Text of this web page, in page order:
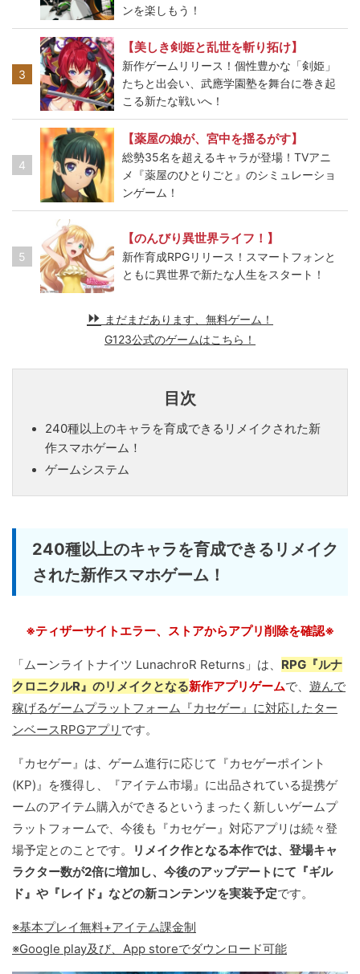
ンを楽しもう！
3
【美しき剣姫と乱世を斬り拓け】
新作ゲームリリース！個性豊かな「剣姫」
たちと出会い、武應学園塾を舞台に巻き起
こる新たな戦いへ！
4
【薬屋の娘が、宮中を揺るがす】
総勢35名を超えるキャラが登場！TVアニ
メ『薬屋のひとりごと』のシミュレーショ
ンゲーム！
5
【のんびり異世界ライフ！】
新作育成RPGリリース！スマートフォンと
ともに異世界で新たな人生をスタート！
まだまだあります、無料ゲーム！
G123公式のゲームはこちら！
目次
240種以上のキャラを育成できるリメイクされた新
作スマホゲーム！
ゲームシステム
240種以上のキャラを育成できるリメイク
された新作スマホゲーム！
※ティザーサイトエラー、ストアからアプリ削除を確認※
「ムーンライトナイツ LunachroR Returns」は、 RPG『ルナ
クロニクルR』のリメイクとなる新作アプリゲームで、 遊んで
稼げるゲームプラットフォーム『カセゲー』に対応したター
ンベースRPGアプリ です。
『カセゲー』は、ゲーム進行に応じて『カセゲーポイント
(KP)』を獲得し、『アイテム市場』に出品されている提携ゲ
ームのアイテム購入ができるというまったく新しいゲームプ
ラットフォームで、今後も『カセゲー』対応アプリは続々登
場予定とのことです。
リメイク作となる本作では、登場キャ
ラクター数が2倍に増加し、今後のアップデートにて『ギル
ド』や『レイド』などの新コンテンツを実装予定です。
※基本プレイ無料+アイテム課金制
※Google play及び、App storeでダウンロード可能